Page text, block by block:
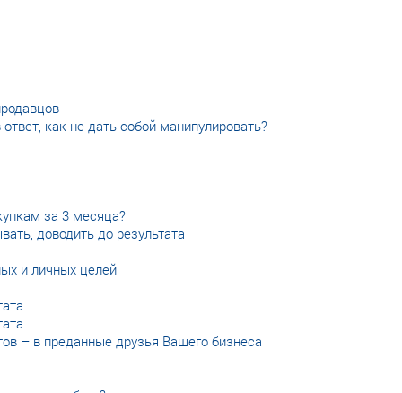
как не дать собой манипулировать?
за 3 месяца?
доводить до результата
и личных целей
– в преданные друзья Вашего бизнеса